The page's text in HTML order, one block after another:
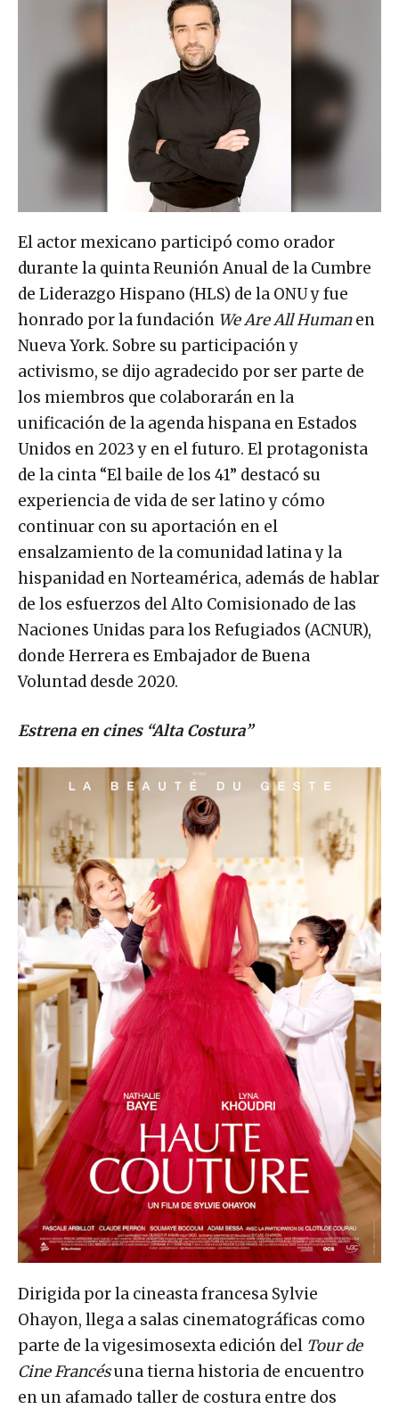
El actor mexicano participó como orador
durante la quinta Reunión Anual de la Cumbre
de Liderazgo Hispano (HLS) de la ONU y fue
honrado por la fundación We Are All Humanen
Nueva York. Sobre su participación y
activismo, se dijo agradecido por ser parte de
los miembros que colaborarán en la
unificación de la agenda hispana en Estados
Unidos en 2023 y en el futuro. El protagonista
de la cinta “El baile de los 41” destacó su
experiencia de vida de ser latino y cómo
continuar con su aportación en el
ensalzamiento de la comunidad latina y la
hispanidad en Norteamérica, además de hablar
de los esfuerzos del Alto Comisionado de las
Naciones Unidas para los Refugiados (ACNUR),
donde Herrera es Embajador de Buena
Voluntad desde 2020.
Estrena en cines “Alta Costura”
Dirigida por la cineasta francesa Sylvie
Ohayon, llega a salas cinematográficas como
parte de la vigesimosexta edición del Tour de
Cine Francésuna tierna historia de encuentro
en un afamado taller de costura entre dos